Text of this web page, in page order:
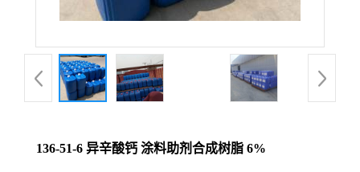
136-51-6 异辛酸钙 涂料助剂合成树脂 6%